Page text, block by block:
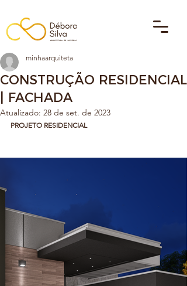
CONSTRUÇÃO RESIDENCIAL
| FACHADA
minhaarquiteta
Atualizado: 28 de set. de 2023
PROJETO RESIDENCIAL